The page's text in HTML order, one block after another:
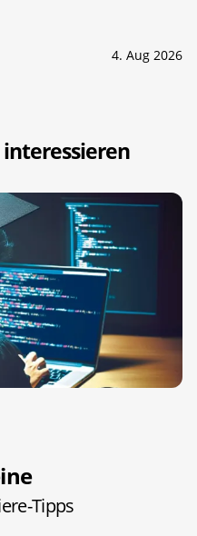
4. Aug 2026
interessieren
Tipps